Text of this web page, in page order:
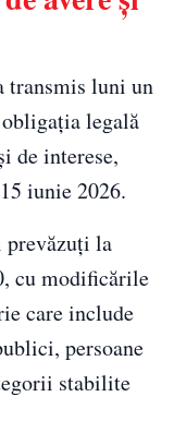
transmis luni un
legală
de interese,
iunie 2026.
prevăzuți la
cu modificările
care include
persoane
stabilite